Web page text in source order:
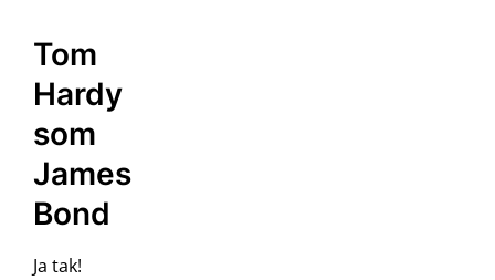
Tom
Hardy
som
James
Bond
Ja tak!